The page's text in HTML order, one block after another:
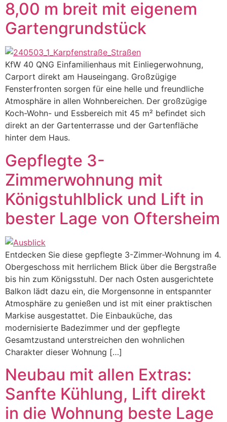
8,00 m breit mit eigenem
Gartengrundstück
KfW 40 QNG Einfamilienhaus mit Einliegerwohnung,
Carport direkt am Hauseingang. Großzügige
Fensterfronten sorgen für eine helle und freundliche
Atmosphäre in allen Wohnbereichen. Der großzügige
Koch-Wohn- und Essbereich mit 45 m² befindet sich
direkt an der Gartenterrasse und der Gartenfläche
hinter dem Haus.
Gepflegte 3-
Zimmerwohnung mit
Königstuhlblick und Lift in
bester Lage von Oftersheim
Entdecken Sie diese gepflegte 3-Zimmer-Wohnung im 4.
Obergeschoss mit herrlichem Blick über die Bergstraße
bis hin zum Königsstuhl. Der nach Osten ausgerichtete
Balkon lädt dazu ein, die Morgensonne in entspannter
Atmosphäre zu genießen und ist mit einer praktischen
Markise ausgestattet. Die Einbauküche, das
modernisierte Badezimmer und der gepflegte
Gesamtzustand unterstreichen den wohnlichen
Charakter dieser Wohnung […]
Neubau mit allen Extras:
Sanfte Kühlung, Lift direkt
in die Wohnung beste Lage